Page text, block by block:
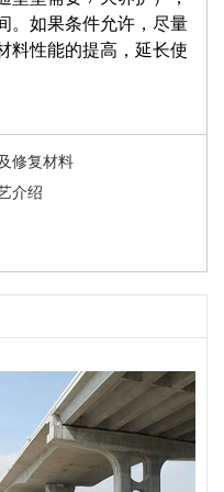
。如果条件允许，尽量
料性能的提高，延长使
修复材料
介绍